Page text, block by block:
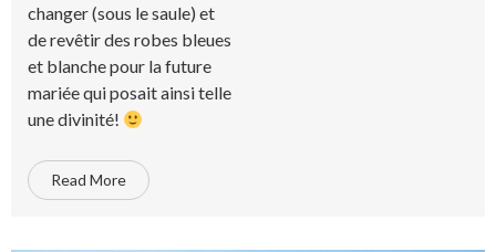
changer (sous le saule) et
de revêtir des robes bleues
et blanche pour la future
mariée qui posait ainsi telle
une divinité!
Read More